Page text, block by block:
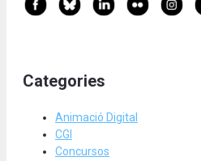
Categories
Animació Digital
CGI
Concursos